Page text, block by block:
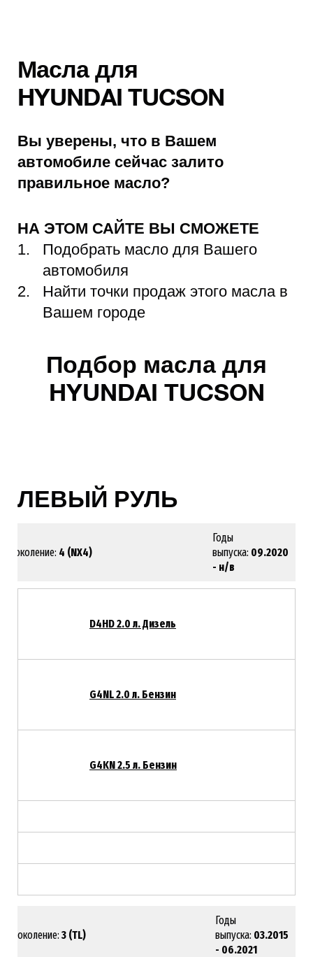
Масла для
HYUNDAI TUCSON
Вы уверены, что в Вашем
автомобиле сейчас залито
правильное масло?
НА ЭТОМ САЙТЕ ВЫ СМОЖЕТЕ
Подобрать масло для Вашего
автомобиля
Найти точки продаж этого масла в
Вашем городе
Подбор масла для
HYUNDAI TUCSON
ЛЕВЫЙ РУЛЬ
Поколение: 4 (NX4)
Годы
выпуска: 09.2020
- н/в
D4HD 2.0 л. Дизель
G4NL 2.0 л. Бензин
G4KN 2.5 л. Бензин
Поколение: 3 (TL)
Годы
выпуска: 03.2015
- 06.2021